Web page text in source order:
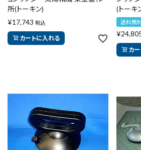
カテゴリーから探す ブランドか
在庫のない商品を表
所(トーキン)
¥17,743 税込
カートに入れる
(トーキ
送料無
¥
カ